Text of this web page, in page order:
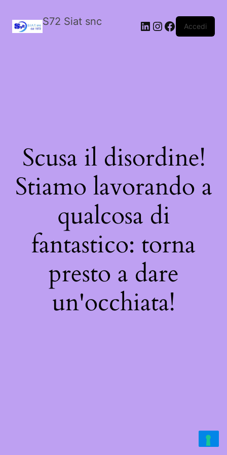
S72 Siat snc LinkedIn
Instagram
Facebook
Accedi
Scusa il disordine!
Stiamo lavorando a
qualcosa di
fantastico: torna
presto a dare
un'occhiata!